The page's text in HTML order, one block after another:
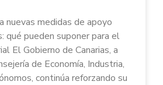
nuevas medidas de apoyo
qué pueden suponer para el
El Gobierno de Canarias, a
de Economía, Industria,
continúa reforzando su